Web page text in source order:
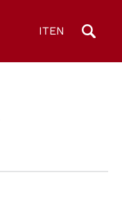
ITEN